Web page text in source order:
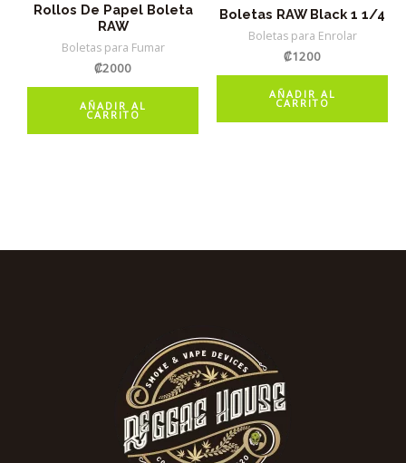
Rollos De Papel Boleta
RAW
Boletas para Fumar
₡2000
AÑADIR AL
CARRITO
Boletas RAW Black 1 1/4
Boletas para Enrolar
₡1200
AÑADIR AL
CARRITO